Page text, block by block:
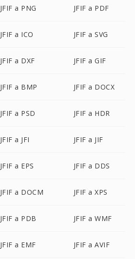
JFIF a PNG JFIF a PDF
JFIF a ICO JFIF a SVG
JFIF a DXF JFIF a GIF
JFIF a BMP JFIF a DOCX
JFIF a PSD JFIF a HDR
JFIF a JFI JFIF a JIF
JFIF a EPS JFIF a DDS
JFIF a DOCM JFIF a XPS
JFIF a PDB JFIF a WMF
JFIF a EMF JFIF a AVIF